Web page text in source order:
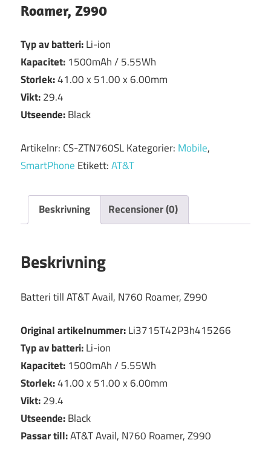
Roamer, Z990
Typ av batteri:Li-ion
Kapacitet: 1500mAh / 5.55Wh
Storlek:41.00 x 51.00 x 6.00mm
Vikt:29.4
Utseende:Black
Artikelnr: CS-ZTN760SLKategorier: Mobile,
SmartPhone Etikett:AT&T
Beskrivning Recensioner (0)
Beskrivning
Batteri till AT&T Avail, N760 Roamer, Z990
Original artikelnummer:Li3715T42P3h415266
Typ av batteri:Li-ion
Kapacitet: 1500mAh / 5.55Wh
Storlek:41.00 x 51.00 x 6.00mm
Vikt:29.4
Utseende:Black
Passar till:AT&T Avail, N760 Roamer, Z990